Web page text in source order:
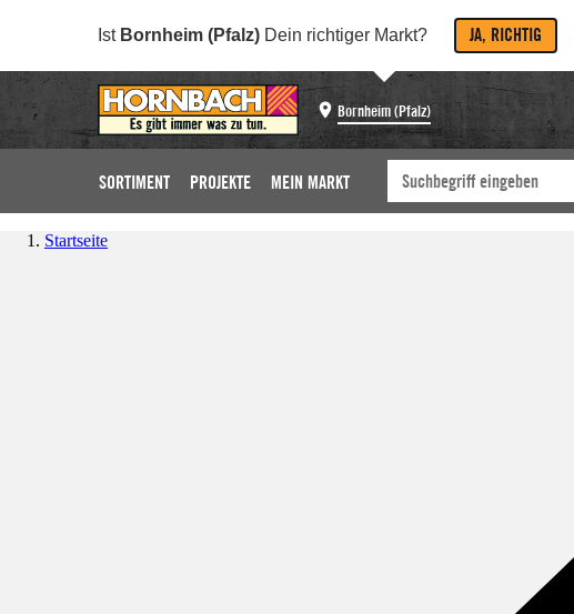
Ist Bornheim (Pfalz) Dein richtiger Markt? JA, RICHTIG
Bornheim (Pfalz)
SORTIMENT PROJEKTE MEIN MARKT
Startseite